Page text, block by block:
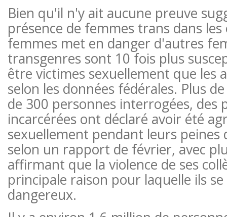
Bien qu'il n'y ait aucune preuve
présence de femmes trans dans les
femmes met en danger d'autres
transgenres sont 10 fois plus
être victimes sexuellement que les
selon les données fédérales. Plus
de 300 personnes interrogées, des
incarcérées ont déclaré avoir été
sexuellement pendant leurs peines
selon un rapport de février, avec
affirmant que la violence de ses
principale raison pour laquelle ils
dangereux.